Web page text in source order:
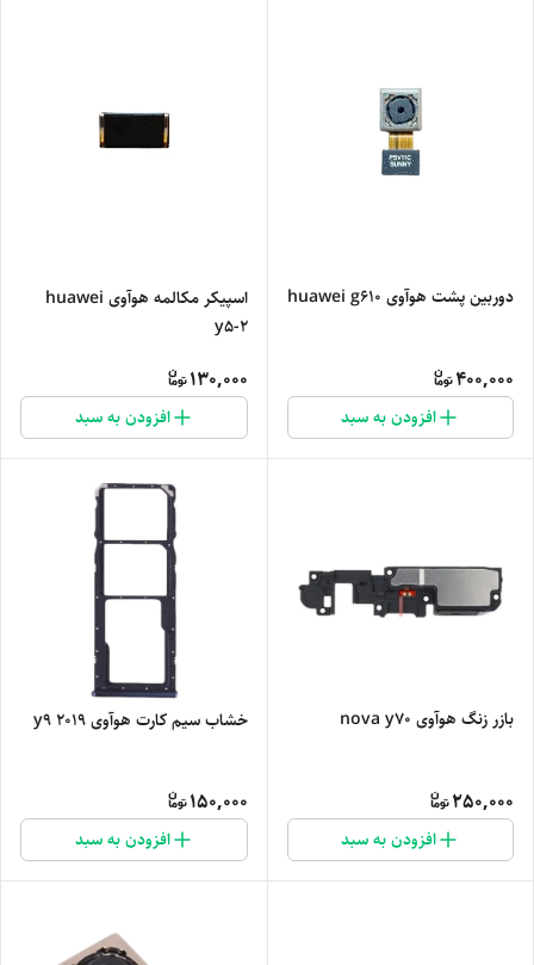
دوربین پشت هوآوی huawei g610
400,000
افزودن به سبد
اسپیکر مکالمه هوآوی huawei
y5-2
130,000
افزودن به سبد
بازر زنگ هوآوی nova y70
250,000
افزودن به سبد
خشاب سیم کارت هوآوی y9 2019
150,000
افزودن به سبد